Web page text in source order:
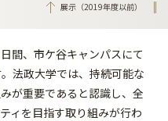
展示（2019年度以前）
間、市ケ谷キャンパスにて
法政大学では、持続可能な
が重要であると認識し、全
ィを目指す取り組みが行わ